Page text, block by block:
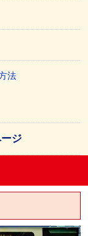
法
ジ